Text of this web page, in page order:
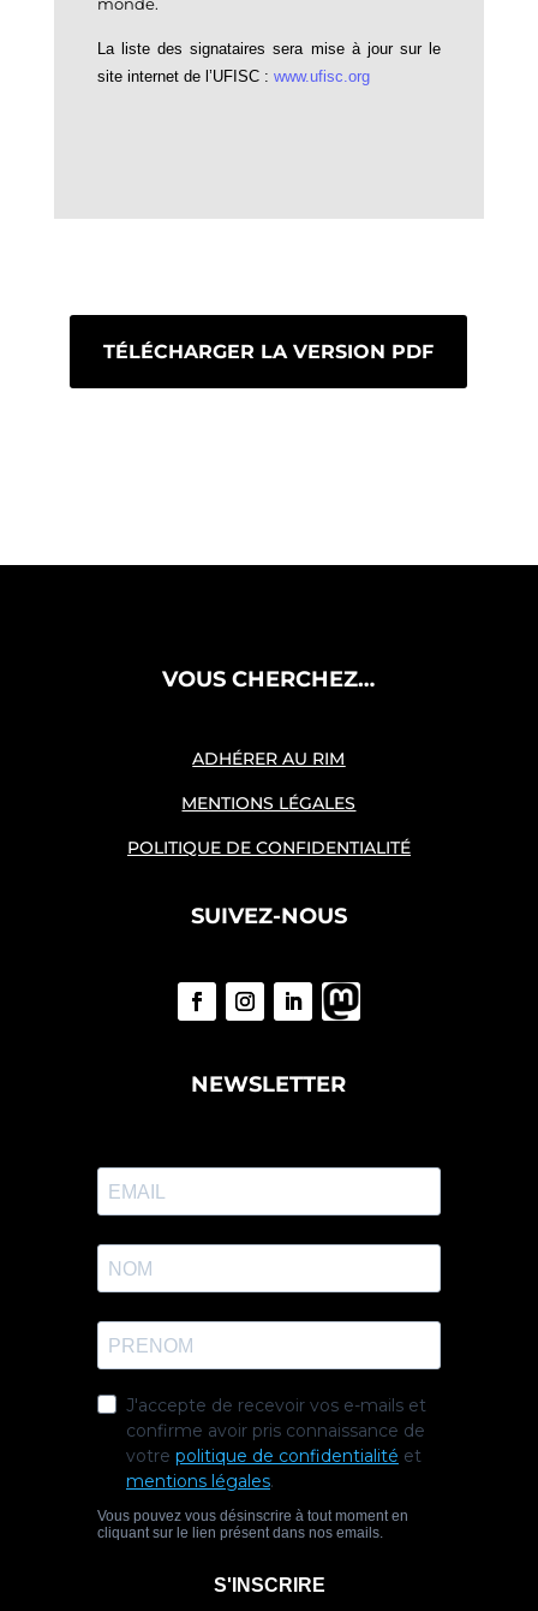
La liste des signataires sera mise à jour sur le
site internet de l’UFISC : www.ufisc.org
TÉLÉCHARGER LA VERSION PDF
VOUS CHERCHEZ…
ADHÉRER AU RIM
MENTIONS LÉGALES
POLITIQUE DE CONFIDENTIALITÉ
SUIVEZ-NOUS
NEWSLETTER